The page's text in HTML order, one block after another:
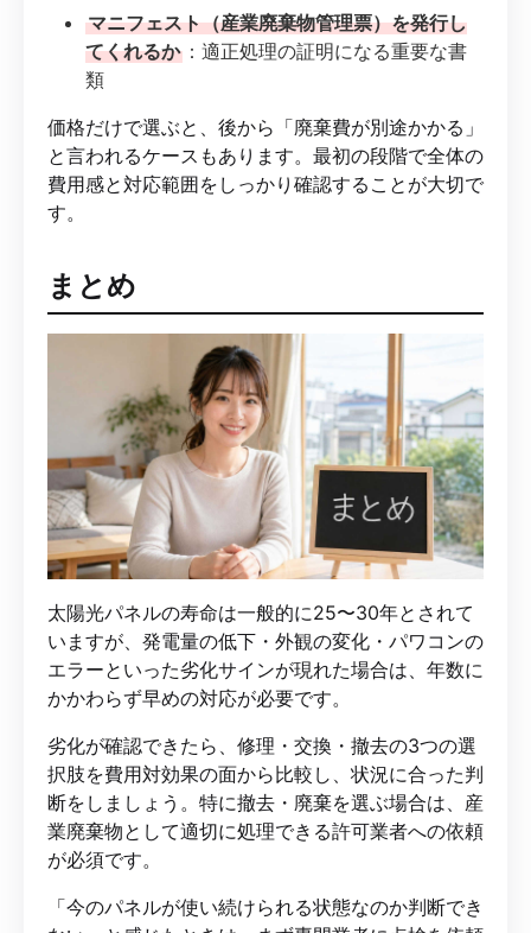
マニフェスト（産業廃棄物管理票）を発行し
てくれるか ：適正処理の証明になる重要な書
類
価格だけで選ぶと、後から「廃棄費が別途かかる」
と言われるケースもあります。最初の段階で全体の
費用感と対応範囲をしっかり確認することが大切で
す。
まとめ
太陽光パネルの寿命は一般的に25〜30年とされて
いますが、発電量の低下・外観の変化・パワコンの
エラーといった劣化サインが現れた場合は、年数に
かかわらず早めの対応が必要です。
劣化が確認できたら、修理・交換・撤去の3つの選
択肢を費用対効果の面から比較し、状況に合った判
断をしましょう。特に撤去・廃棄を選ぶ場合は、産
業廃棄物として適切に処理できる許可業者への依頼
が必須です。
「今のパネルが使い続けられる状態なのか判断でき